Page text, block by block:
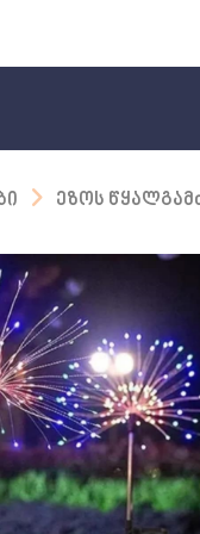
ეზოს